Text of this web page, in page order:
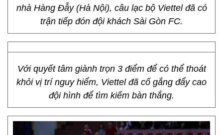
nhà Hàng Đẫy (Hà Nội), câu lạc bộ Viettel đã có
trận tiếp đón đội khách Sài Gòn FC.
Với quyết tâm giành trọn 3 điểm để có thể thoát
khỏi vị trí nguy hiểm, Viettel đã cố gắng đẩy cao
đội hình để tìm kiếm bàn thắng.